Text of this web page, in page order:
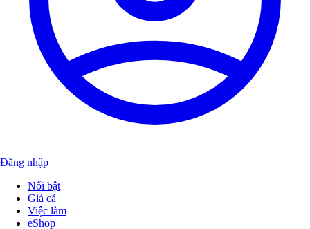
Đăng nhập
Nổi bật
Giá cả
Việc làm
eShop